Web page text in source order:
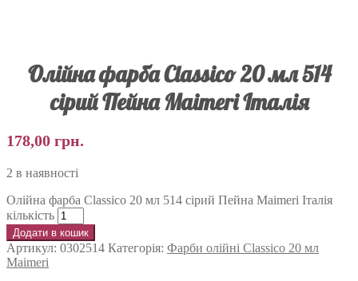
Олійна фарба Classico 20 мл 514
сірий Пейна Maimeri Італія
178,00 грн.
2 в наявності
Олійна фарба Classico 20 мл 514 сірий Пейна Maimeri Італія
кількість
Додати в кошик
Артикул: 0302514 Категорія: Фарби олійні Classico 20 мл
Maimeri